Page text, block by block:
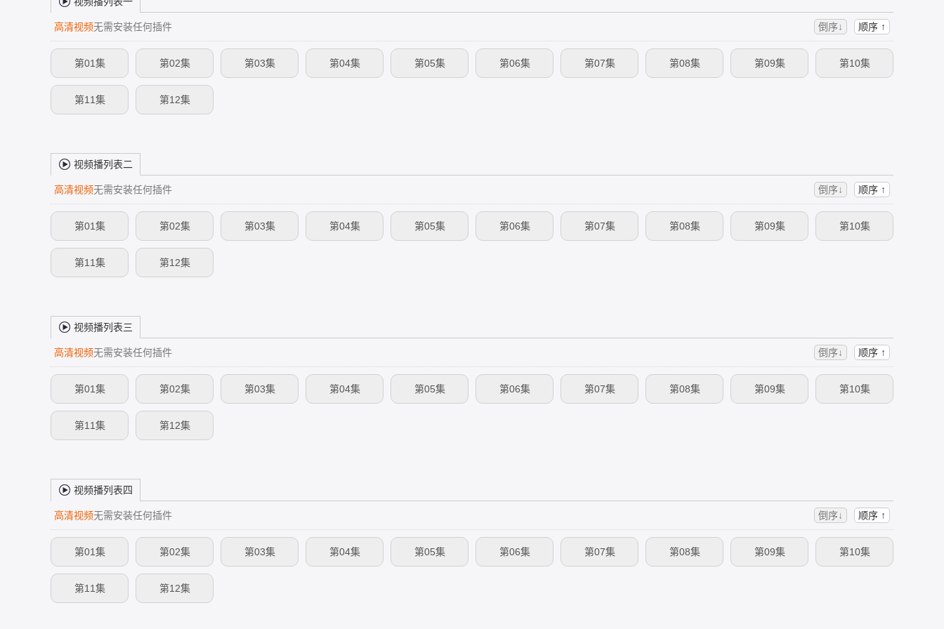
高清视频无需安装任何插件 倒序↓ 顺序 ↑
第01集 第02集 第03集 第04集 第05集 第06集 第07集 第08集 第09集 第10集
第11集 第12集
视频播列表二
高清视频无需安装任何插件 倒序↓ 顺序 ↑
第01集 第02集 第03集 第04集 第05集 第06集 第07集 第08集 第09集 第10集
第11集 第12集
视频播列表三
高清视频无需安装任何插件 倒序↓ 顺序 ↑
第01集 第02集 第03集 第04集 第05集 第06集 第07集 第08集 第09集 第10集
第11集 第12集
视频播列表四
高清视频无需安装任何插件 倒序↓ 顺序 ↑
第01集 第02集 第03集 第04集 第05集 第06集 第07集 第08集 第09集 第10集
第11集 第12集